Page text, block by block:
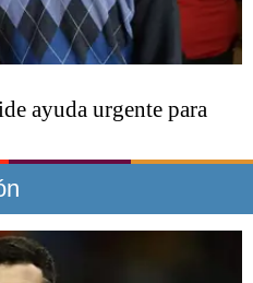
ayuda urgente para